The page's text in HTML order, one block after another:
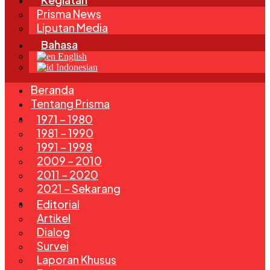
Prisma News
Liputan Media
Bahasa
English
Indonesian
Beranda
Tentang Prisma
Edisi
1971 – 1980
1981 – 1990
1991 – 1998
2009 – 2010
2011 – 2020
2021 – Sekarang
Rubrik
Editorial
Artikel
Dialog
Survei
Laporan Khusus